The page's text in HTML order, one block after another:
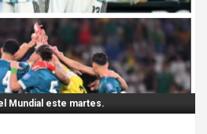
Mundial este martes.